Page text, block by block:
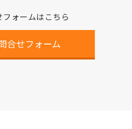
フォームはこちら
合せフォーム